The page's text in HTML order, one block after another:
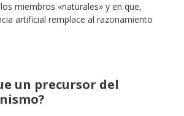
miembros «naturales» y en que,
artificial remplace al razonamiento
un precursor del